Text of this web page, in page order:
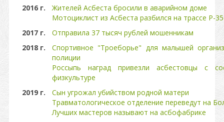
2016 г.
Жителей Асбеста бросили в аварийном доме
Мотоциклист из Асбеста разбился на трассе Р-
2017 г.
Отправила 37 тысяч рублей мошенникам
2018 г.
Спортивное "Троеборье" для малышей
полиции
Россыпь наград привезли асбестовцы с
физкультуре
2019 г.
Сын угрожал убийством родной матери
Травматологическое отделение переведут на
Лучших мастеров называют на асбофабрике